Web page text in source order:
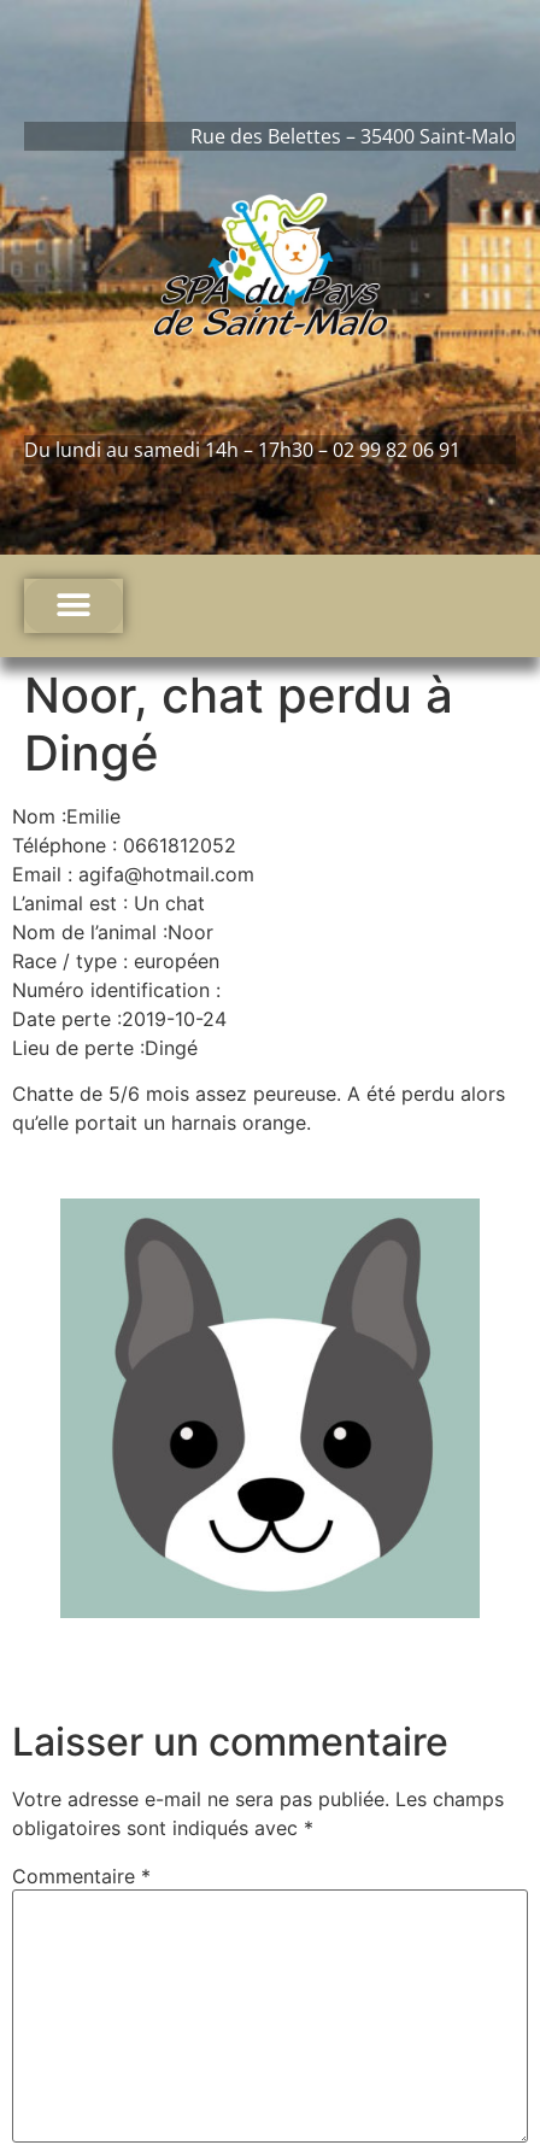
Rue des Belettes – 35400 Saint-Malo
Du lundi au samedi 14h – 17h30 – 02 99 82 06 91
Noor, chat perdu à
Dingé
Nom :Emilie
Téléphone : 0661812052
Email : agifa@hotmail.com
L’animal est : Un chat
Nom de l’animal :Noor
Race / type : européen
Numéro identification :
Date perte :2019-10-24
Lieu de perte :Dingé
Chatte de 5/6 mois assez peureuse. A été perdu alors
qu’elle portait un harnais orange.
Laisser un commentaire
Votre adresse e-mail ne sera pas publiée. Les champs
obligatoires sont indiqués avec *
Commentaire *